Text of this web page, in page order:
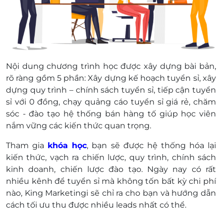
Nội dung chương trình học được xây dựng bài bản,
rõ ràng gồm 5 phần: Xây dựng kế hoạch tuyển sỉ, xây
dựng quy trình – chính sách tuyển sỉ, tiếp cận tuyển
sỉ với 0 đồng, chạy quảng cáo tuyển sỉ giá rẻ, chăm
sóc - đào tạo hệ thống bán hàng tố giúp học viên
nắm vững các kiến thức quan trọng.
Tham gia khóa học, bạn sẽ được hệ thống hóa lại
kiến thức, vạch ra chiến lược, quy trình, chính sách
kinh doanh, chiến lược đào tạo. Ngày nay có rất
nhiều kênh để tuyển sỉ mà không tốn bất kỳ chi phí
nào, King Marketingi sẽ chỉ ra cho bạn và hướng dẫn
cách tối ưu thu được nhiều leads nhất có thể.